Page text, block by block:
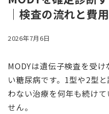
｜検査の流れと費
2026年7月6日
MODYは遺伝子検査を受
い糖尿病です。1型や2型
わない治療を何年も続け
せん。